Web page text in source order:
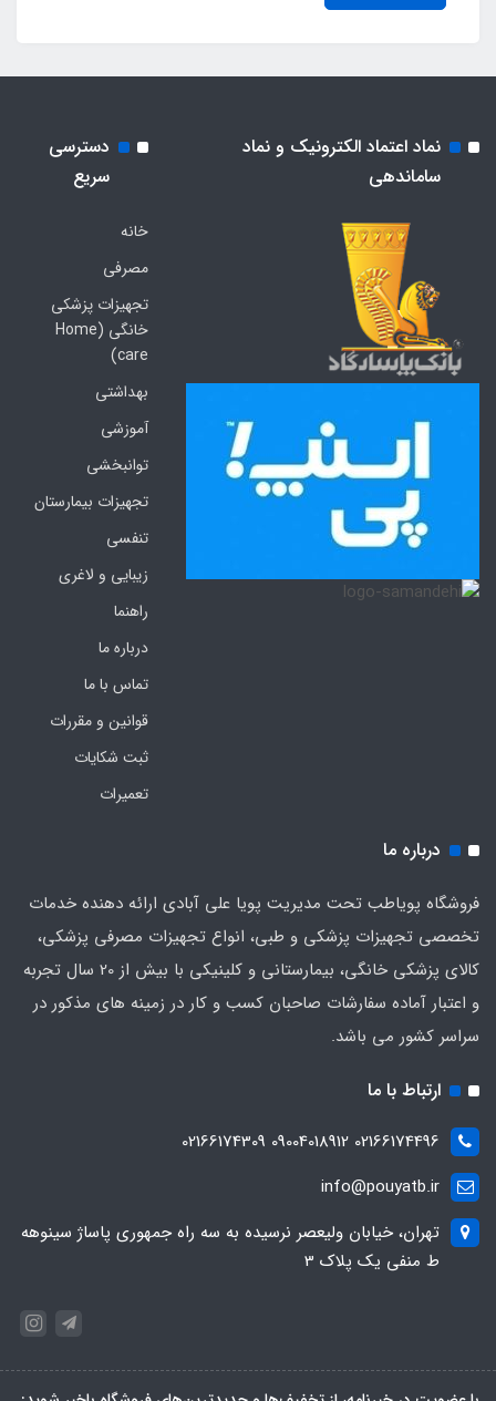
نماد اعتماد الکترونیک و نماد
ساماندهی
دسترسی
سریع
خانه
مصرفی
تجهیزات پزشکی
خانگی (Home
care)
بهداشتی
آموزشی
توانبخشی
تجهیزات بیمارستان
تنفسی
زیبایی و لاغری
راهنما
درباره ما
تماس با ما
قوانین و مقررات
ثبت شکایات
تعمیرات
درباره ما
فروشگاه پویاطب تحت مدیریت پویا علی آبادی ارائه دهنده خدمات
تخصصی تجهیزات پزشکی و طبی، انواع تجهیزات مصرفی پزشکی،
کالای پزشکی خانگی، بیمارستانی و کلینیکی با بیش از 20 سال تجربه
و اعتبار آماده سفارشات صاحبان کسب و کار در زمینه های مذکور در
سراسر کشور می باشد.
ارتباط با ما
02166174496 09004018912 02166174309
info@pouyatb.ir
تهران، خیابان ولیعصر نرسیده به سه راه جمهوری پاساژ سینوهه
ط منفی یک پلاک 3